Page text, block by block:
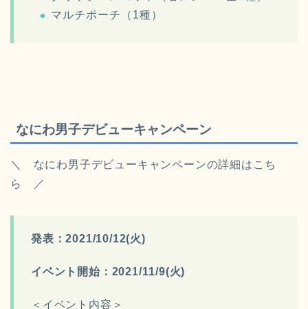
マルチポーチ（1種）
なにわ男子デビューキャンペーン
＼ なにわ男子デビューキャンペーンの詳細はこち
ら ／
発表：2021/10/12(火)
イベント開始：2021/11/9(火)
＜イベント内容＞